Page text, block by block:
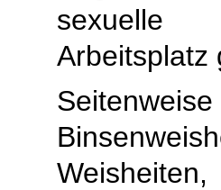
sexuelle
Arbeitsplatz